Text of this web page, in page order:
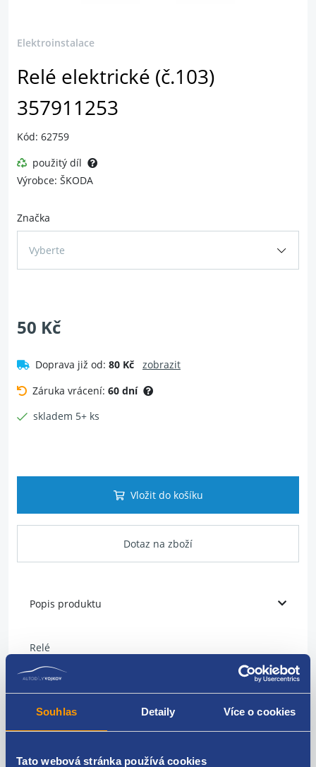
Souhlas Detaily Více o cookies
Tato webová stránka používá cookies
Elektroinstalace
Relé elektrické (č.103)
357911253
Kód: 62759
použitý díl
Výrobce: ŠKODA
Značka
Vyberte
50 Kč
Doprava již od: 80 Kč
zobrazit
Záruka vrácení: 60 dní
skladem 5+ ks
Vložit do košíku
Dotaz na zboží
Popis produktu
Relé
funkce:ridici jednotka zhavici svicky a jiné.
napětí: 12V
proud: 20A